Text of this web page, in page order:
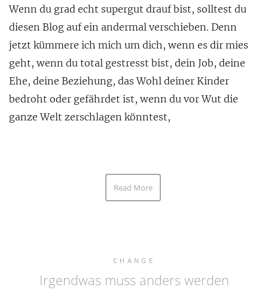
Wenn du grad echt supergut drauf bist, solltest du
diesen Blog auf ein andermal verschieben. Denn
jetzt kümmere ich mich um dich, wenn es dir mies
geht, wenn du total gestresst bist, dein Job, deine
Ehe, deine Beziehung, das Wohl deiner Kinder
bedroht oder gefährdet ist, wenn du vor Wut die
ganze Welt zerschlagen könntest,
Read More
CHANGE
Irgendwas muss anders werden